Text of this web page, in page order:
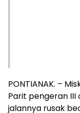
PONTIANAK. –
Parit pengeran
jalannya rusak